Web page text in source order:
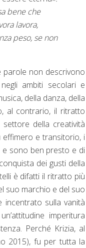
bene che
lavora,
peso, se non
non descrivono
ambiti secolari e
della danza, della
al contrario, il ritratto
della creatività
effimero e transitorio, i
e sono ben presto e di
dei gusti della
è difatti il ritratto più
suo marchio e del suo
incentrato sulla vanità
imperitura
Perché Krizia, al
2015), fu per tutta la